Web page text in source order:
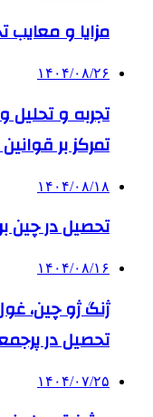
مزایا و معایب
۱۴۰۴/۰۸/۲۶
تجربه و تحلیل
تمرکز بر
۱۴۰۴/۰۸/۱۸
تحصیل در چین
۱۴۰۴/۰۸/۱۶
ژنگ ژو چین،
تحصیل در
۱۴۰۴/۰۷/۲۵